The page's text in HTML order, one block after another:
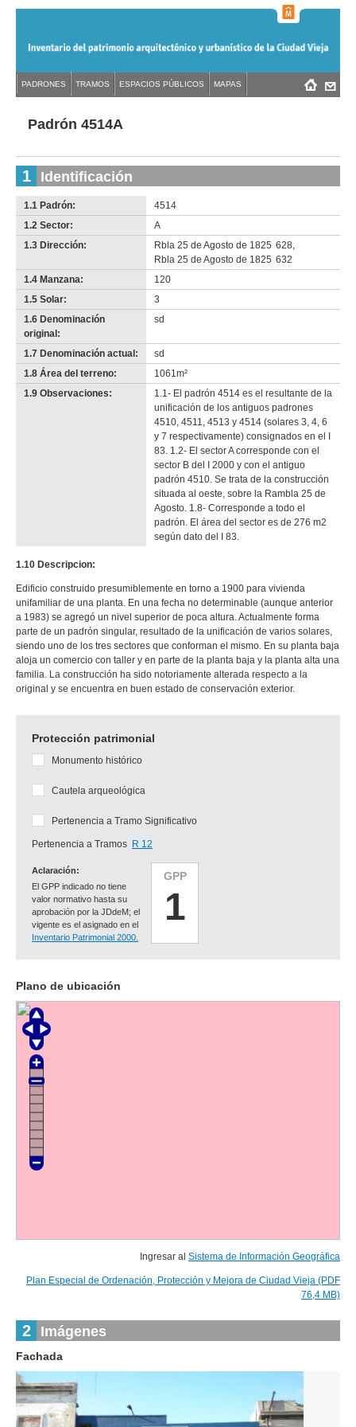
navigation
Back
topPadrón 4514A
1 Identificación
1.1 Padrón:
4514
1.2 Sector:
A
1.3 Dirección:
Rbla 25 de Agosto de 1825 628,
Rbla 25 de Agosto de 1825 632
1.4 Manzana:
120
1.5 Solar:
3
1.6 Denominación
original:
sd
1.7 Denominación actual:
sd
1.8 Área del terreno:
1061m²
1.9 Observaciones:
1.1- El padrón 4514 es el resultante de la
unificación de los antiguos padrones
4510, 4511, 4513 y 4514 (solares 3, 4, 6
y 7 respectivamente) consignados en el I
83. 1.2- El sector A corresponde con el
sector B del I 2000 y con el antiguo
padrón 4510. Se trata de la construcción
situada al oeste, sobre la Rambla 25 de
Agosto. 1.8- Corresponde a todo el
padrón. El área del sector es de 276 m2
según dato del I 83.
1.10 Descripcion:
Edificio construido presumiblemente en torno a 1900 para vivienda
unifamiliar de una planta. En una fecha no determinable (aunque anterior
a 1983) se agregó un nivel superior de poca altura. Actualmente forma
parte de un padrón singular, resultado de la unificación de varios solares,
siendo uno de los tres sectores que conforman el mismo. En su planta baja
aloja un comercio con taller y en parte de la planta baja y la planta alta una
familia. La construcción ha sido notoriamente alterada respecto a la
original y se encuentra en buen estado de conservación exterior.
Protección patrimonial
GPP
1
Aclaración:
El GPP indicado no tiene
valor normativo hasta su
aprobación por la JDdeM; el
vigente es el asignado en el
Inventario Patrimonial 2000.
Monumento histórico
Cautela arqueológica
Pertenencia a Tramo Significativo
Pertenencia a Tramos R 12
Plano de ubicación
Ingresar al Sistema de Información Geográfica
Plan Especial de Ordenación, Protección y Mejora de Ciudad Vieja (PDF
76,4 MB)
2 Imágenes
Fachada
Back
to Menú
PADRONES TRAMOS ESPACIOS PÚBLICOS MAPAS